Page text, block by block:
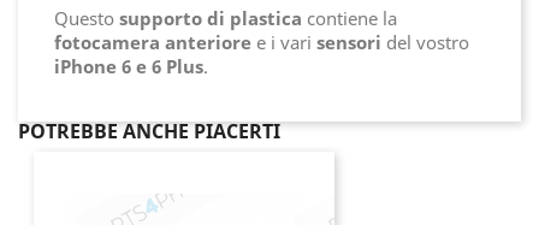
Questo supporto di plastica contiene la
fotocamera anteriore e i vari sensori del vostro
iPhone 6 e 6 Plus.
POTREBBE ANCHE PIACERTI